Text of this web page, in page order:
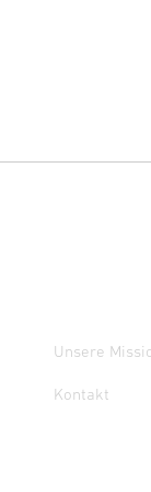
Unsere
Kontakt